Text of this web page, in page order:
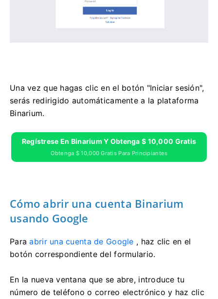
Una vez que hagas clic en el botón "Iniciar sesión",
serás redirigido automáticamente a la plataforma
Binarium.
Regístrese En Binarium Y Obtenga $ 10,000 Gratis
Obtenga $ 10,000 Gratis Para Principiantes
Cómo abrir una cuenta Binarium
usando Google
Paraabrir una cuenta de Google , haz clic en el
botón correspondiente del formulario.
En la nueva ventana que se abre, introduce tu
número de teléfono o correo electrónico y haz clic